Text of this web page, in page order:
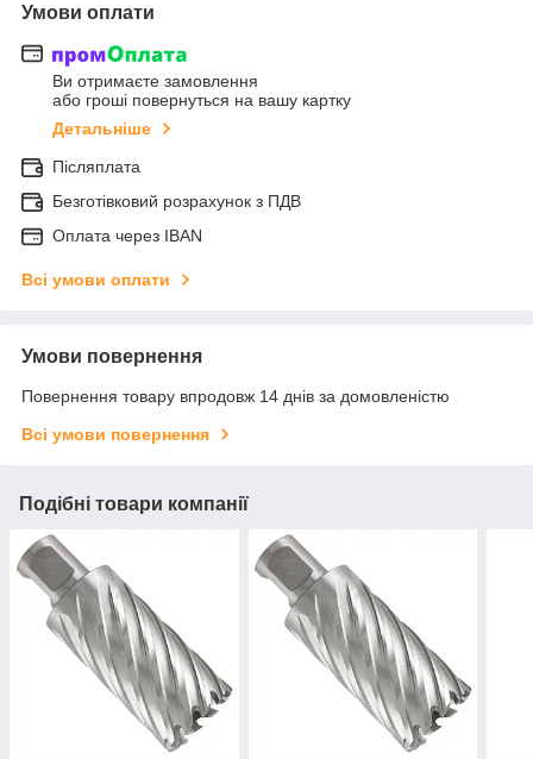
Умови оплати
Ви отримаєте замовлення
або гроші повернуться на вашу картку
Детальніше
Післяплата
Безготівковий розрахунок з ПДВ
Оплата через IBAN
Всі умови оплати
Умови повернення
Повернення товару впродовж 14 днів за домовленістю
Всі умови повернення
Подібні товари компанії